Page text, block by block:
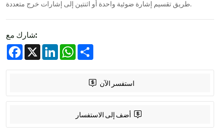
طريق تقسيم إشارة ضوئية واحدة أو اثنتين إلى إشارات خرج متعددة.
شارك مع:
Facebook
X LinkedInWhatsApp
استفسر الآن
أضف إلى الاستفسار